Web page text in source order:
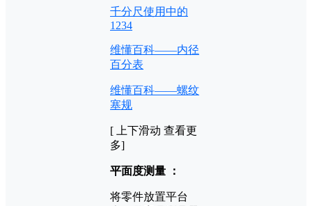
千分尺使用中的
1234
维懂百科——内径
百分表
维懂百科——螺纹
塞规
[ 上下滑动 查看更
多]
平面度测量 ：
将零件放置平台